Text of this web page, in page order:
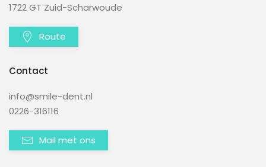
1722 GT Zuid-Scharwoude
Route
Contact
info@smile-dent.nl
0226-316116
Mail met ons